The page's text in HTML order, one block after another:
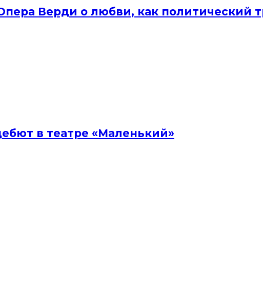
Верди о любви, как политический
в театре «Маленький»